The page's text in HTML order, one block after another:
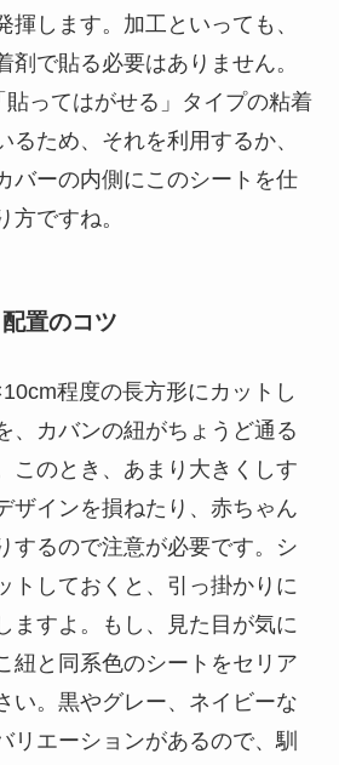
揮します。加工といっても、
剤で貼る必要はありません。
ってはがせる」タイプの粘着
るため、それを利用するか、
バーの内側にこのシートを仕
方ですね。
置のコツ
程度の長方形にカットし
、カバンの紐がちょうど通る
このとき、あまり大きくしす
ザインを損ねたり、赤ちゃん
するので注意が必要です。シ
トしておくと、引っ掛かりに
ますよ。もし、見た目が気に
紐と同系色のシートをセリア
い。黒やグレー、ネイビーな
リエーションがあるので、馴